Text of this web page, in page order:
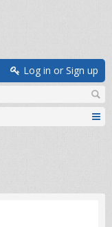
Log in or Sign up